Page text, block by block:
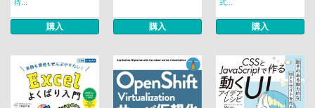
待...
購入 購入
式...
購入